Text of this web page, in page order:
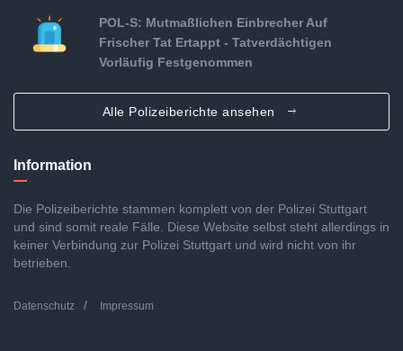
POL-S: Mutmaßlichen Einbrecher Auf
Frischer Tat Ertappt - Tatverdächtigen
Vorläufig Festgenommen
Alle Polizeiberichte ansehen
Information
Die Polizeiberichte stammen komplett von der Polizei Stuttgart
und sind somit reale Fälle. Diese Website selbst steht allerdings in
keiner Verbindung zur Polizei Stuttgart und wird nicht von ihr
betrieben.
Datenschutz Impressum